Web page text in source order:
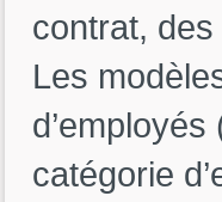
contrat,
Les
catégorie